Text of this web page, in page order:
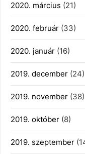
2020. március (21)
2020. február (33)
2020. január (16)
2019. december (24)
2019. november (38)
2019. október (8)
2019. szeptember